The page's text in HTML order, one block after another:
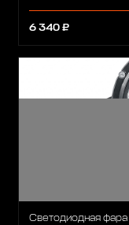
6 340 ₽
Светодиодная